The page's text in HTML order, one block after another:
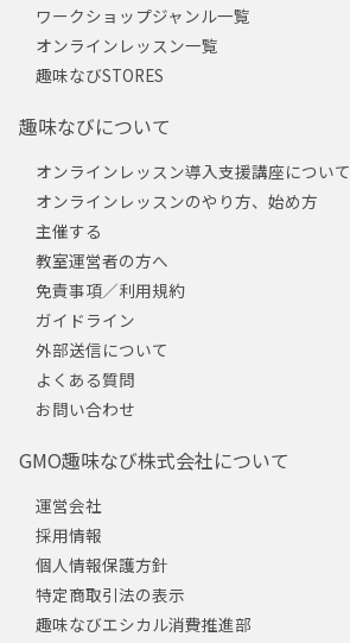
ワークショップジャンル一覧
オンラインレッスン一覧
趣味なびSTORES
趣味なびについて
オンラインレッスン導入支援講座について
オンラインレッスンのやり方、始め方
主催する
教室運営者の方へ
免責事項／利用規約
ガイドライン
外部送信について
よくある質問
お問い合わせ
GMO趣味なび株式会社について
運営会社
採用情報
個人情報保護方針
特定商取引法の表示
趣味なびエシカル消費推進部